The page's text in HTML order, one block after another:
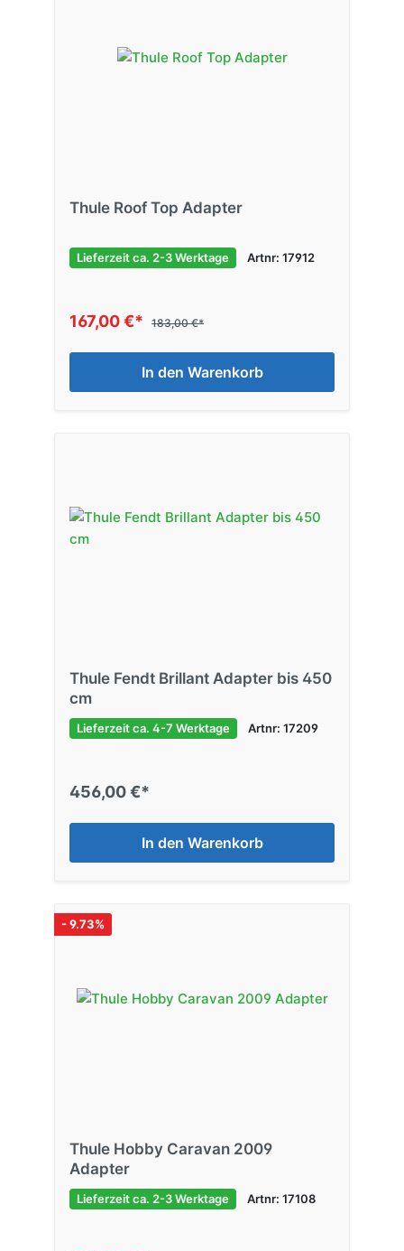
Thule Roof Top Adapter
Lieferzeit ca. 2-3 Werktage Artnr: 17912
167,00 €* 183,00 €*
In den Warenkorb
Thule Fendt Brillant Adapter bis 450
cm
Lieferzeit ca. 4-7 Werktage Artnr: 17209
456,00 €*
In den Warenkorb
- 9.73%
Thule Hobby Caravan 2009
Adapter
Lieferzeit ca. 2-3 Werktage Artnr: 17108